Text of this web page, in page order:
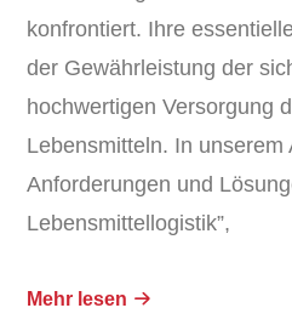
konfrontiert. Ihre
der Gewährleistung der
hochwertigen Versorgung
Lebensmitteln. In unserem
Anforderungen und
Lebensmittellogistik”,
Mehr lesen